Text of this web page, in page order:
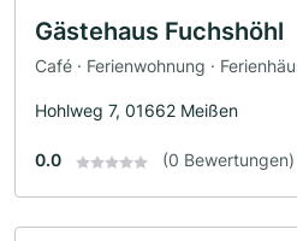
Gästehaus Fuchshöhl
Café · Ferienwohnung ·
Hohlweg 7, 01662 Meißen
0.0 (0 Bewertungen)